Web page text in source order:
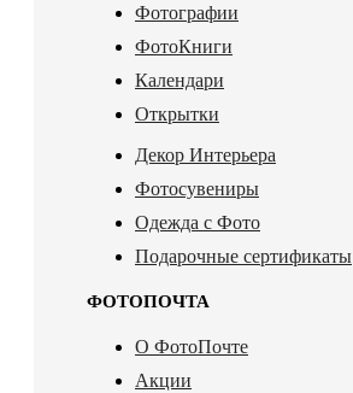
Фотографии
ФотоКниги
Календари
Открытки
Декор Интерьера
Фотосувениры
Одежда с Фото
Подарочные сертификаты
ФОТОПОЧТА
О ФотоПочте
Акции